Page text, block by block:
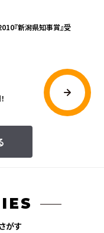
『新潟県知事賞』受
がす